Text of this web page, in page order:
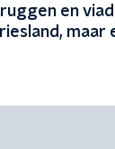
en